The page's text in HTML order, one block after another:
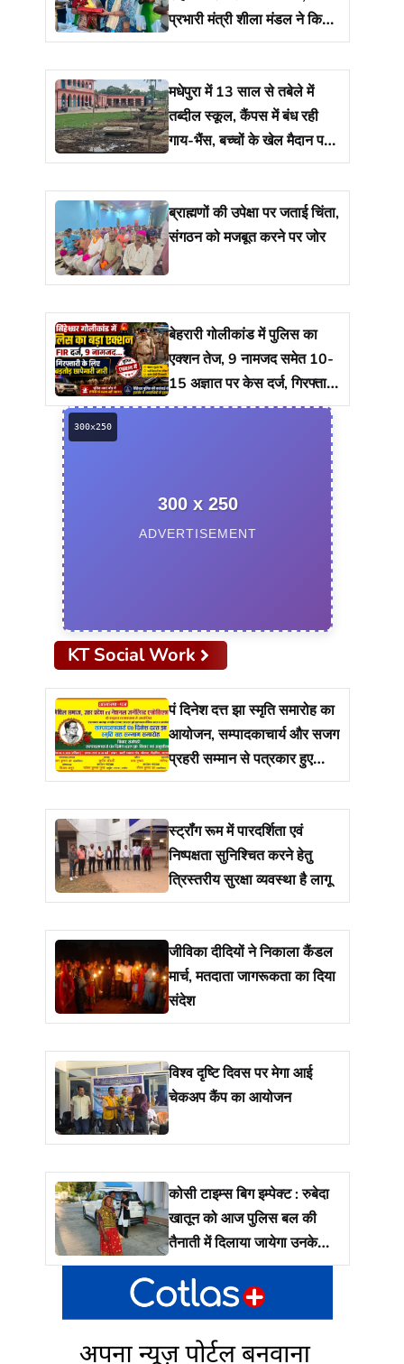
प्रभारी मंत्री शीला मंडल ने किया
शुभारंभ
मधेपुरा में 13 साल से तबेले में
तब्दील स्कूल, कैंपस में बंध रही
गाय-भैंस, बच्चों के खेल मैदान पर
रखा है 17 नाद
ब्राह्मणों की उपेक्षा पर जताई चिंता,
संगठन को मजबूत करने पर जोर
बेहरारी गोलीकांड में पुलिस का
एक्शन तेज, 9 नामजद समेत 10-
15 अज्ञात पर केस दर्ज, गिरफ्तारी
को ताबड़तोड़ छापेमारी
300 x 250
ADVERTISEMENT
KT Social Work
पं दिनेश दत्त झा स्मृति समारोह का
आयोजन, सम्पादकाचार्य और सजग
प्रहरी सम्मान से पत्रकार हुए
सम्मानित
स्ट्रॉंग रूम में पारदर्शिता एवं
निष्पक्षता सुनिश्चित करने हेतु
त्रिस्तरीय सुरक्षा व्यवस्था है लागू
जीविका दीदियों ने निकाला कैंडल
मार्च, मतदाता जागरूकता का दिया
संदेश
विश्व दृष्टि दिवस पर मेगा आई
चेकअप कैंप का आयोजन
कोसी टाइम्स बिग इम्पेक्ट : रुबेदा
खातून को आज पुलिस बल की
तैनाती में दिलाया जायेगा उनके
जमीं पर कब्ज़ा